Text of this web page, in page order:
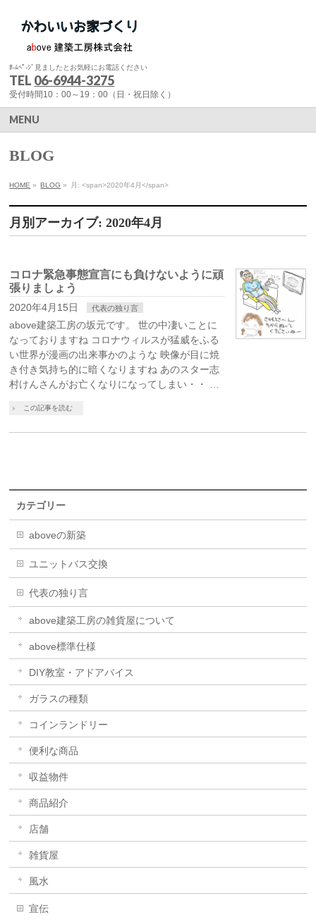
ﾎ-ﾑﾍﾟ-ｼﾞ見ましたとお気軽にお電話ください
TEL 06-6944-3275
受付時間10：00～19：00（日・祝日除く）
MENU
BLOG
HOME » BLOG » 月: <span>2020年4月</span>
月別アーカイブ: 2020年4月
コロナ緊急事態宣言にも負けないように頑
張りましょう
2020年4月15日 代表の独り言
above建築工房の坂元です。 世の中凄いことに
なっておりますね コロナウィルスが猛威をふる
い世界が漫画の出来事かのような 映像が目に焼
き付き気持ち的に暗くなりますね あのスター志
村けんさんがお亡くなりになってしまい・・ …
この記事を読む
カテゴリー
aboveの新築
ユニットバス交換
代表の独り言
above建築工房の雑貨屋について
above標準仕様
DIY教室・アドアバイス
ガラスの種類
コインランドリー
便利な商品
収益物件
商品紹介
店舗
雑貨屋
風水
宣伝